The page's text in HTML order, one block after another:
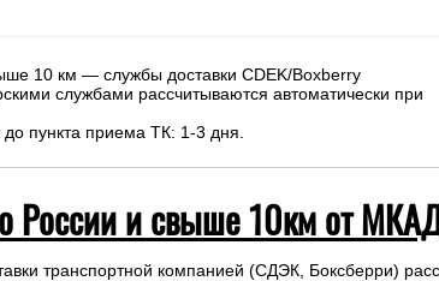
10 км — службы доставки CDEK/Boxberry
службами рассчитываются автоматически при
до пункта приема ТК: 1-3 дня.
России и свыше 10км от
транспортной компанией (СДЭК, Боксберри)